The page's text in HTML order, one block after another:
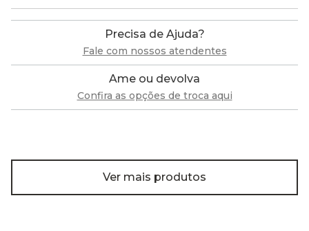
Precisa de Ajuda?
Fale com nossos atendentes
Ame ou devolva
Confira as opções de troca aqui
Ver mais produtos